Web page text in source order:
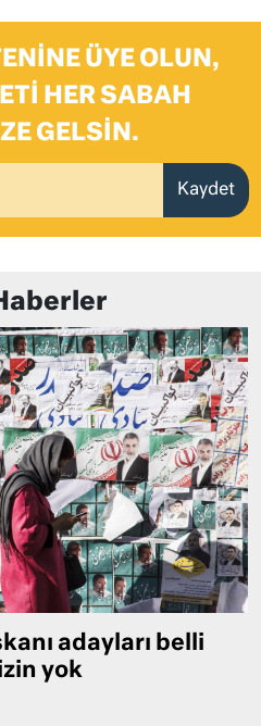
ÜYE OLUN,
HER SABAH
GELSIN.
Kaydet
adayları belli
yok